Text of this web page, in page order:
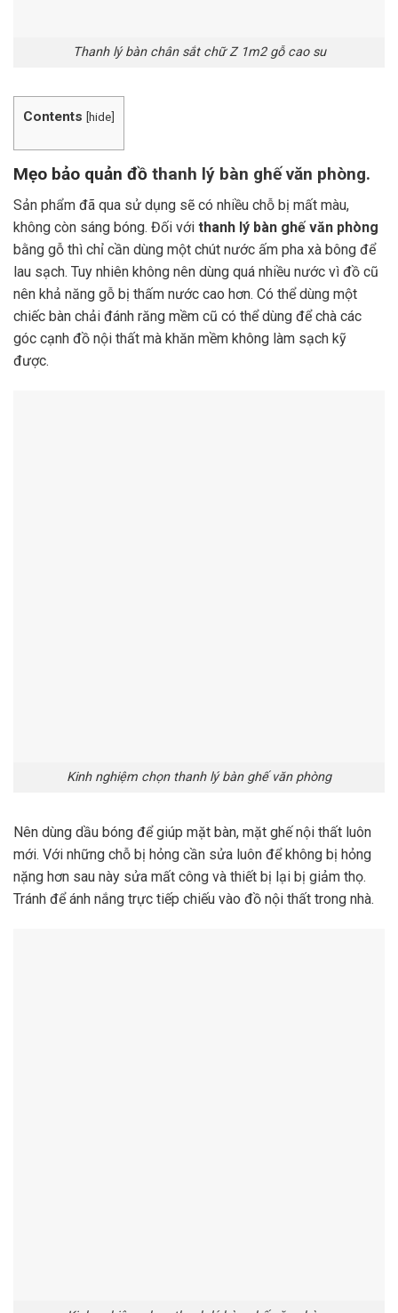
Thanh lý bàn chân sắt chữ Z 1m2 gỗ cao su
Contents [hide]
Mẹo bảo quản đồ thanh lý bàn ghế văn phòng.
Sản phẩm đã qua sử dụng sẽ có nhiều chỗ bị mất màu,
không còn sáng bóng. Đối với thanh lý bàn ghế văn phòng
bằng gỗ thì chỉ cần dùng một chút nước ấm pha xà bông để
lau sạch. Tuy nhiên không nên dùng quá nhiều nước vì đồ cũ
nên khả năng gỗ bị thấm nước cao hơn. Có thể dùng một
chiếc bàn chải đánh răng mềm cũ có thể dùng để chà các
góc cạnh đồ nội thất mà khăn mềm không làm sạch kỹ
được.
Kinh nghiệm chọn thanh lý bàn ghế văn phòng
Nên dùng dầu bóng để giúp mặt bàn, mặt ghế nội thất luôn
mới. Với những chỗ bị hỏng cần sửa luôn để không bị hỏng
nặng hơn sau này sửa mất công và thiết bị lại bị giảm thọ.
Tránh để ánh nắng trực tiếp chiếu vào đồ nội thất trong nhà.